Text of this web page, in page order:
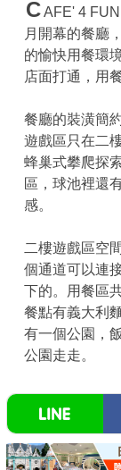
CAFE' 4
月開幕的餐廳
的愉快用餐環
店面打通，用
餐廳的裝潢簡
遊戲區只在二
蜂巢式攀爬探
區，球池裡還
感。
二樓遊戲區空
個通道可以連
下的。用餐區
餐點有義大利
有一個公園，
公園走走。